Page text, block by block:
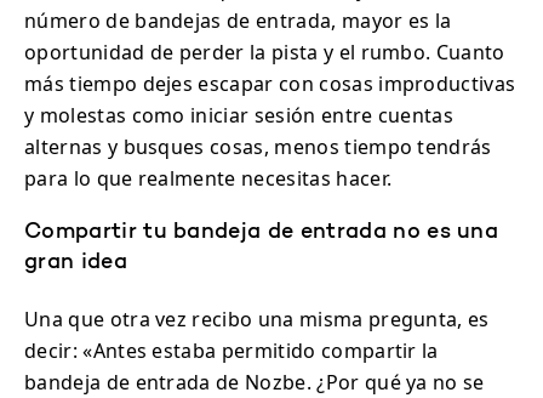
número de bandejas de entrada, mayor es la
oportunidad de perder la pista y el rumbo. Cuanto
más tiempo dejes escapar con cosas improductivas
y molestas como iniciar sesión entre cuentas
alternas y busques cosas, menos tiempo tendrás
para lo que realmente necesitas hacer.
Compartir tu bandeja de entrada no es una
gran idea
Una que otra vez recibo una misma pregunta, es
decir: «Antes estaba permitido compartir la
bandeja de entrada de Nozbe. ¿Por qué ya no se